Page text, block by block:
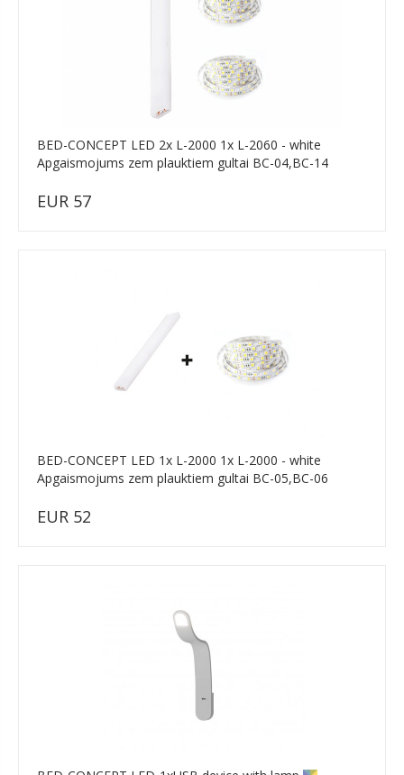
BED-CONCEPT LED 2x L-2000 1x L-2060 - white
Apgaismojums zem plauktiem gultai BC-04,BC-14
EUR 57
BED-CONCEPT LED 1x L-2000 1x L-2000 - white
Apgaismojums zem plauktiem gultai BC-05,BC-06
EUR 52